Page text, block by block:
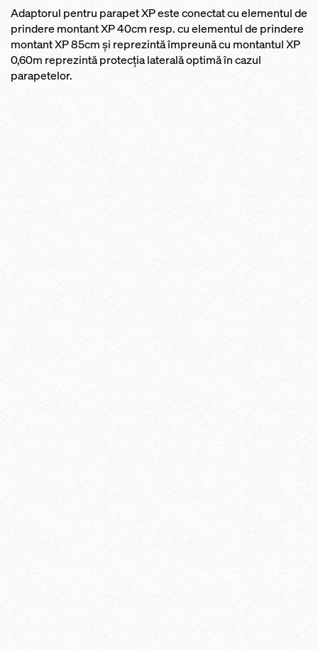
Adaptorul pentru parapet XP este conectat cu elementul de
prindere montant XP 40cm resp. cu elementul de prindere
montant XP 85cm şi reprezintă împreună cu montantul XP
0,60m reprezintă protecţia laterală optimă în cazul
parapetelor.